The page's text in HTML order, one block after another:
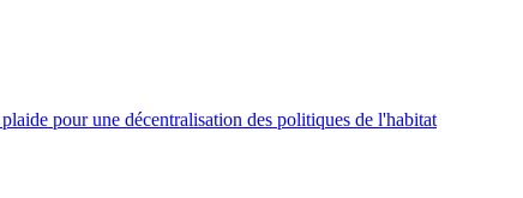
pour une décentralisation des politiques de l'habitat